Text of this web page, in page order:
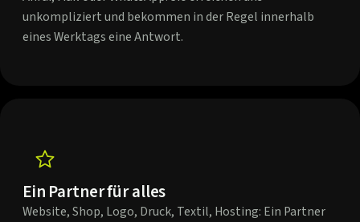
unkompliziert und bekommen in der Regel innerhalb
eines Werktags eine Antwort.
Ein Partner für alles
Website, Shop, Logo, Druck, Textil, Hosting: Ein Partner